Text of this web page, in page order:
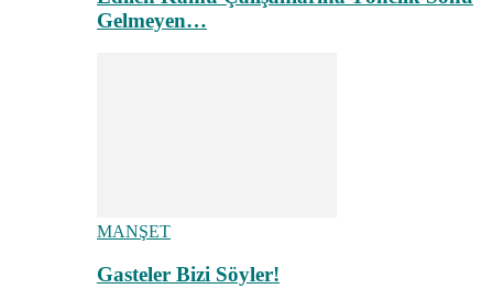
Gelmeyen…
MANŞET
Gasteler Bizi Söyler!